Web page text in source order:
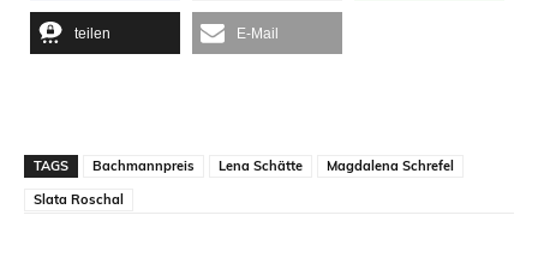
teilen E-Mail
TAGS Bachmannpreis Lena Schätte
Magdalena Schrefel
Slata Roschal